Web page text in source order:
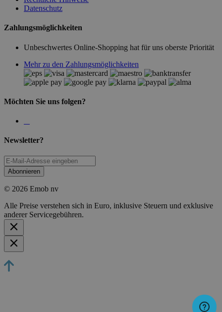
Datenschutz
Zahlungsmöglichkeiten
Unbeschwertes Online-Shopping hat für uns oberste Priorität
Mehr zu den Zahlungsmöglichkeiten
Möchten Sie uns folgen?
Newsletter?
Abonnieren
© 2026 Emob nv
Alle Preise verstehen sich in Euro, inklusive Steuern und exklusive
anderer Servicegebühren.